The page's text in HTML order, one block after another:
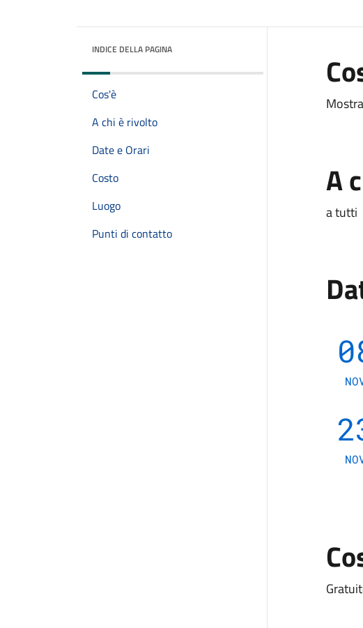
INDICE DELLA PAGINA
Cos'è
A chi è rivolto
Date e Orari
Costo
Luogo
Punti di contatto
A
a tutti